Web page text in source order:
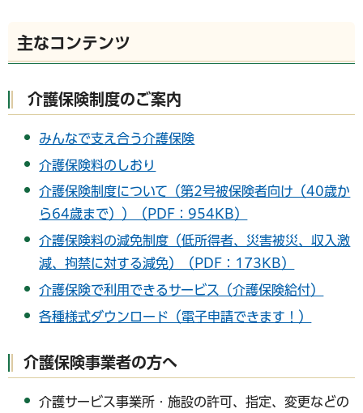
主なコンテンツ
介護保険制度のご案内
みんなで支え合う介護保険
介護保険料のしおり
介護保険制度について（第2号被保険者向け（40歳か
ら64歳まで））（PDF：954KB）
介護保険料の減免制度（低所得者、災害被災、収入激
減、拘禁に対する減免）（PDF：173KB）
介護保険で利用できるサービス（介護保険給付）
各種様式ダウンロード（電子申請できます！）
介護保険事業者の方へ
介護サービス事業所・施設の許可、指定、変更などの